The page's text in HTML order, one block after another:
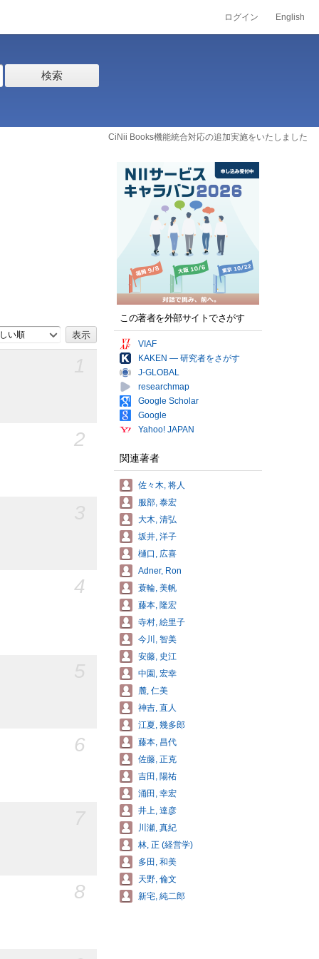
ログイン English
検索
CiNii Books機能統合対応の追加実施をいたしました
い順
2
4
6
8
この著者を外部サイトでさがす
VIAF
KAKEN — 研究者をさがす
J-GLOBAL
researchmap
Google Scholar
Google
Yahoo! JAPAN
関連著者
佐々木, 将人
服部, 泰宏
大木, 清弘
坂井, 洋子
樋口, 広喜
Adner, Ron
蓑輪, 美帆
藤本, 隆宏
寺村, 絵里子
今川, 智美
安藤, 史江
中園, 宏幸
麓, 仁美
神吉, 直人
江夏, 幾多郎
藤本, 昌代
佐藤, 正克
吉田, 陽祐
涌田, 幸宏
井上, 達彦
川瀬, 真紀
林, 正 (経営学)
多田, 和美
天野, 倫文
新宅, 純二郎